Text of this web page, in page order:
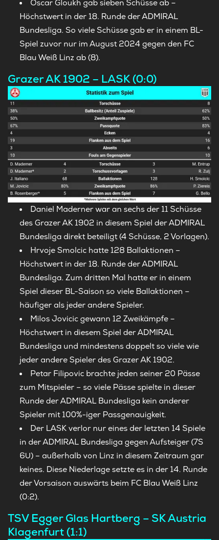
Oscar Gloukh gab sieben Schüsse ab –
Höchstwert in der 18. Runde der ADMIRAL
Bundesliga. So viele Schüsse gab er in einem BL-
Spiel zuvor nur im August 2024 gegen den FC
Blau Weiß Linz ab (8).
Grazer AK 1902 – LASK (0:0)
Daniel Maderner war an sechs der 11 Schüsse
des Grazer AK 1902 in diesem Spiel der ADMIRAL
Bundesliga direkt beteiligt (4 Schüsse, 2 Vorlagen).
Hrvoje Smolcic hatte 128 Ballaktionen –
Höchstwert in der 18. Runde der ADMIRAL
Bundesliga. Zum dritten Mal hatte er in einem
Spiel dieser BL-Saison so viele Ballaktionen –
häufiger als jeder andere Spieler.
Milos Jovicic gewann 12 Zweikämpfe –
Höchstwert in diesem Spiel der ADMIRAL
Bundesliga und mindestens doppelt so viele wie
jeder andere Spieler des Grazer AK 1902.
Petar Filipovic brachte jeden seiner 20 Pässe
zum Mitspieler – so viele Pässe spielte in dieser
Runde der ADMIRAL Bundesliga kein anderer
Spieler mit 100%-iger Passgenauigkeit.
Der LASK verlor nur eines der letzten 14 Spiele
in der ADMIRAL Bundesliga gegen Aufsteiger (7S
6U) – außerhalb von Linz in diesem Zeitraum gar
keines. Diese Niederlage setzte es in der 14. Runde
der Vorsaison auswärts beim FC Blau Weiß Linz
(0:2).
TSV Egger Glas Hartberg – SK Austria
Klagenfurt (1:1)